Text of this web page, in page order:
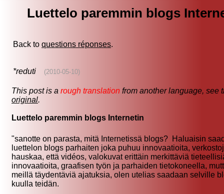
Luettelo paremmin blogs
Back to questions réponses.
*reduti (2010-05-10)
This post is a rough translation from another language, see
original.
Luettelo paremmin blogs Internetin
"sanotte on parasta, mitä Internetissä blogs? Haluaisin
luettelon blogs parhaiten joka puhuu innovaatioita,
hauskaa, että vidéos, valokuvat erittäin merkittäviä
innovaatioita, graafisen työn ja parhaiden tietokoneella,
meillä täydentäviä ajatuksia, olen utelias saadaan selville
kuulla teidän.